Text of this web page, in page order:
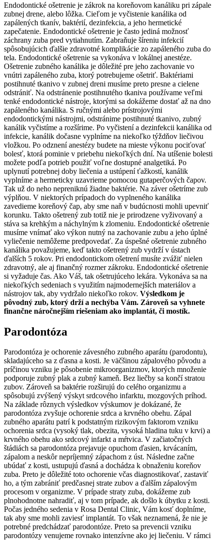
Endodontické ošetrenie je zákrok na koreňovom kanáliku pri zápale
zubnej drene, alebo lôžka. Cieľom je vyčistenie kanálika od
zapálených tkanív, baktérií, dezinfekcia, a jeho hermetické
zapečatenie. Endodontické ošetrenie je často jediná možnosť
záchrany zuba pred vytiahnutím. Zabraňuje šíreniu infekcií
spôsobujúcich ďalšie zdravotné komplikácie zo zapáleného zuba do
tela. Endodontické ošetrenie sa vykonáva v lokálnej anestéze.
Ošetrenie zubného kanálika je dôležité pre jeho zachovanie vo
vnútri zapáleného zuba, ktorý potrebujeme ošetriť. Baktériami
postihnuté tkanivo v zubnej dreni musíme preto presne a cielene
odstrániť. Na odstránenie postihnutého tkaniva používame veľmi
tenké endodontické nástroje, ktorými sa dokážeme dostať až na dno
zapáleného kanálika. S ručnými alebo prístrojovými
endodontickými nástrojmi, odstránime postihnuté tkanivo, zubný
kanálik vyčistíme a rozšírime. Po vyčistení a dezinfekcii kanálika od
infekcie, kanálik dočasne vyplníme na niekoľko týždňov liečivou
vložkou. Po odznení anestézy budete na mieste výkonu pociťovať
bolesť, ktorá pominie v priebehu niekoľkých dní. Na utíšenie bolesti
možete podľa potrieb použiť voľne dostupné analgetiká. Po
uplynutí potrebnej doby liečenia a ustúpení ťažkostí, kanálik
vyplníme a hermeticky uzavrieme pomocou gutaperčových čapov.
Tak už do neho nepreniknú žiadne baktérie. Na záver ošetríme zub
výplňou. V niektorých prípadoch do vyplneného kanálika
zavedieme koreňový čap, aby sme naň v budúcnosti mohli upevniť
korunku. Takto ošetrený zub totiž nie je prirodzene vyživovaný a
stáva sa krehkým a náchylným k zlomeniu. Endodontické ošetrenie
musíme vnímať ako výkon nutný na zachovanie zubu a jeho úplné
vyliečenie nemôžeme predpovedať. Za úspešné ošetrenie zubného
kanálika považujeme, keď takto ošetrený zub vydrží v ústach
ďalších 5 rokov. Pri endodontickom ošetrení musíte zvážiť nielen
zdravotný, ale aj finančný rozmer zákroku. Endodontické ošetrenie
si vyžaduje čas. Ako Váš, tak ošetrujúceho lekára. Vykonáva sa na
niekoľkých sedeniach s využitím najmodernejších materiálov a
nástrojov tak, aby vydržalo niekoľko rokov. Výsledkom je
pôvodný zub, ktorý drží a nechýba Vám. Zároveň sa vyhnete
finančne náročnejším riešeniam ako implantát, či mostík.
Parodontóza
Parodontóza je ochorenie závesného zubného aparátu (parodontu),
skladajúceho sa z ďasna a kosti. Je väčšinou zápalového pôvodu a
príčinou vzniku je pôsobenie mikroorganizmov, ktorých množenie
podporuje zubný plak a zubný kameň. Bez liečby sa končí stratou
zubov. Zároveň sa baktérie rozširujú do celého organizmu a
spôsobujú zvýšený výskyt srdcového infarktu, mozgových príhod.
Na základe rôznych výsledkov výskumov je dokázané, že
parodontóza zvyšuje ochorenie srdca a krvného obehu. Zápal
zubného aparátu patrí k podstatným rizikovým faktorom vzniku
ochorenia srdca (vysoký tlak, obezita, vysoká hladina tuku v krvi) a
krvného obehu ako srdcový infarkt a mŕtvica. V začiatočných
štádiách sa parodontóza prejavuje opuchom ďasien, krvácaním,
zápalom a neskôr nepríjemný zápachom z úst. Následne začne
ubúdať z kosti, ustupujú ďasná a dochádza k obnaženiu koreňov
zuba. Preto je dôležité toto ochorenie včas diagnostikovať, zastaviť
ho, a tým zabrániť predčasnej strate zubov a ďalším zápalovým
procesom v organizme. V prípade straty zuba, dokážeme zub
plnohodnotne nahradiť, aj v tom prípade, ak došlo k úbytku z kosti.
Počas jedného sedenia v Rosa Dental Clinic, Vám kosť doplníme,
tak aby sme mohli zaviesť implantát. To však neznamená, že nie je
potrebné predchádzať parodontóze. Preto sa prevencii vzniku
parodontózy venujeme rovnako intenzívne ako jej liečeniu. V rámci